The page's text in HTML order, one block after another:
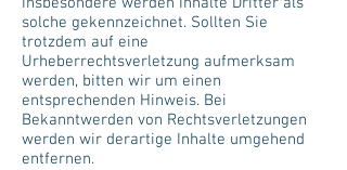
solche gekennzeichnet. Sollten Sie
trotzdem auf eine
Urheberrechtsverletzung aufmerksam
werden, bitten wir um einen
entsprechenden Hinweis. Bei
Bekanntwerden von Rechtsverletzungen
werden wir derartige Inhalte umgehend
entfernen.